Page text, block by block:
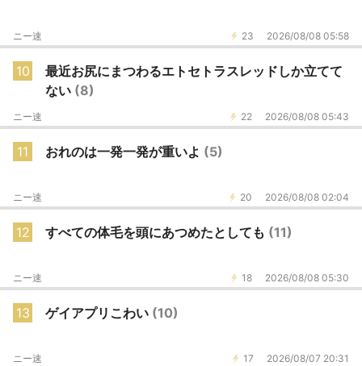
23 2026/08/08 05:58
ニー速
10
最近お尻にまつわるエトセトラスレッドしか立てて
ない (8)
22 2026/08/08 05:43
ニー速
11 おれのは一発一発が重いよ (5)
20 2026/08/08 02:04
ニー速
12 すべての体毛を頭にあつめたとしても (11)
18 2026/08/08 05:30
ニー速
13 ゲイアプリこわい (10)
17 2026/08/07 20:31
ニー速